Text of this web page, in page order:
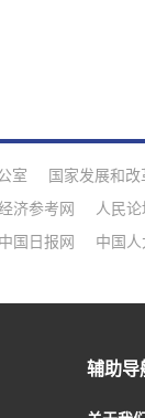
室 国家发展和改
济参考网 人民论
中国日报网 中国人
辅助导